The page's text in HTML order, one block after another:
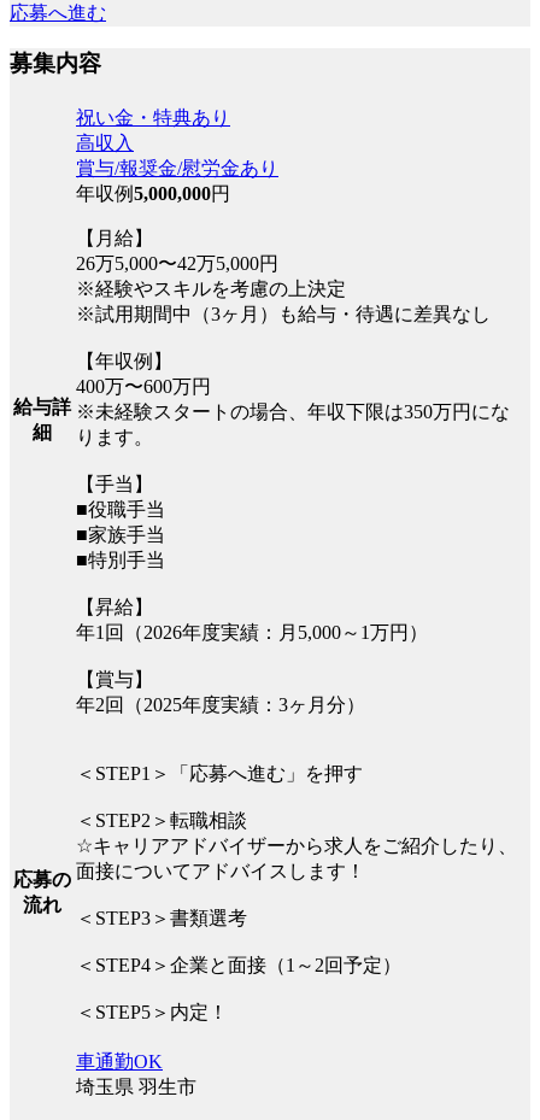
応募へ進む
募集内容
給与詳
細
祝い金・特典あり
高収入
賞与/報奨金/慰労金あり
年収例5,000,000円
【月給】
26万5,000〜42万5,000円
※経験やスキルを考慮の上決定
※試用期間中（3ヶ月）も給与・待遇に差異なし
【年収例】
400万〜600万円
※未経験スタートの場合、年収下限は350万円にな
ります。
【手当】
■役職手当
■家族手当
■特別手当
【昇給】
年1回（2026年度実績：月5,000～1万円）
【賞与】
年2回（2025年度実績：3ヶ月分）
応募の
流れ
＜STEP1＞「応募へ進む」を押す
＜STEP2＞転職相談
☆キャリアアドバイザーから求人をご紹介したり、
面接についてアドバイスします！
＜STEP3＞書類選考
＜STEP4＞企業と面接（1～2回予定）
＜STEP5＞内定！
車通勤OK
埼玉県 羽生市